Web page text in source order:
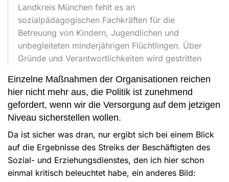
Landkreis München fehlt es an
sozialpädagogischen Fachkräften für die
Betreuung von Kindern, Jugendlichen und
unbegleiteten minderjährigen Flüchtlingen. Über
Gründe und Verantwortlichkeiten wird gestritten
Einzelne Maßnahmen der Organisationen reichen
hier nicht mehr aus, die Politik ist zunehmend
gefordert, wenn wir die Versorgung auf dem jetzigen
Niveau sicherstellen wollen.
Da ist sicher was dran, nur ergibt sich bei einem Blick
auf die Ergebnisse des Streiks der Beschäftigten des
Sozial- und Erziehungsdienstes, den ich hier schon
einmal kritisch beleuchtet habe, ein anderes Bild: